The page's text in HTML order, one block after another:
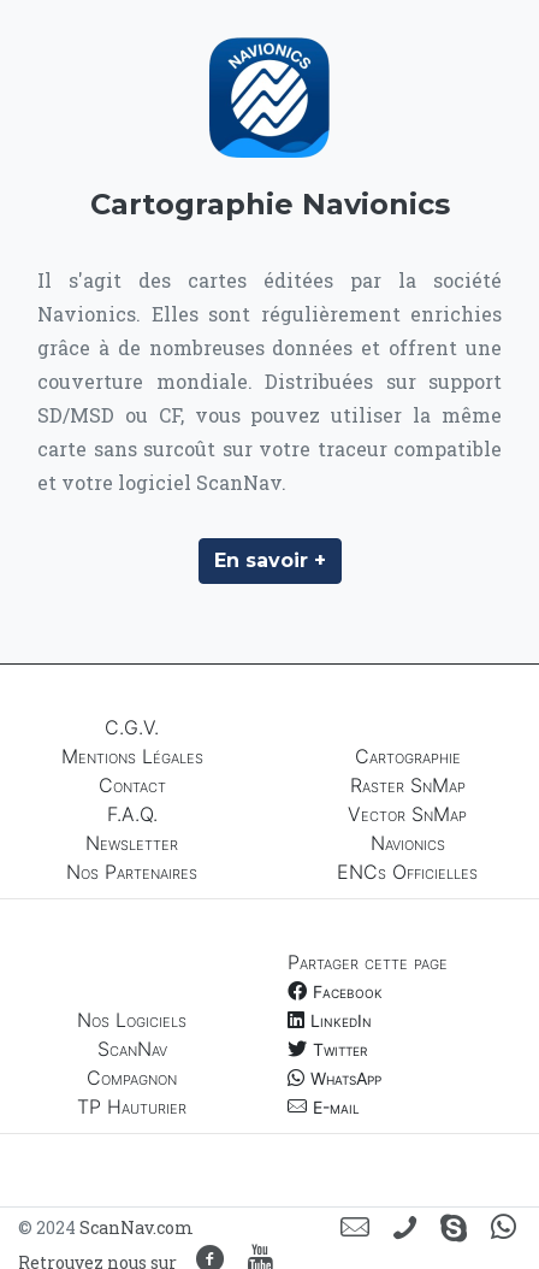
Cartographie Navionics
Il s'agit des cartes éditées par la société
Navionics. Elles sont régulièrement enrichies
grâce à de nombreuses données et offrent une
couverture mondiale. Distribuées sur support
SD/MSD ou CF, vous pouvez utiliser la même
carte sans surcoût sur votre traceur compatible
et votre logiciel ScanNav.
En savoir +
C.G.V.
Mentions Légales
Contact
F.A.Q.
Newsletter
Nos Partenaires
Cartographie
Raster SnMap
Vector SnMap
Navionics
ENCs Officielles
Nos Logiciels
ScanNav
Compagnon
TP Hauturier
Partager cette page
Facebook
LinkedIn
Twitter
WhatsApp
E-mail
© 2024 ScanNav.com
Retrouvez nous sur